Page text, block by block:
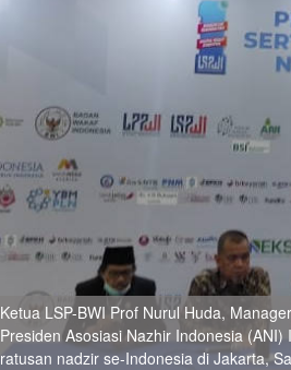
Ketua LSP-BWI Prof Nurul Huda,
Presiden Asosiasi Nazhir Indonesia
ratusan nadzir se-Indonesia di Jakarta,